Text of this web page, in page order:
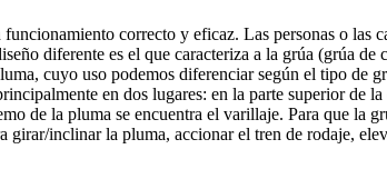
correcto y eficaz. Las personas o las
diferente es el que caracteriza a la grúa (grúa
cuyo uso podemos diferenciar según el tipo de
en dos lugares: en la parte superior de
de la pluma se encuentra el varillaje. Para que la
girar/inclinar la pluma, accionar el tren de rodaje,